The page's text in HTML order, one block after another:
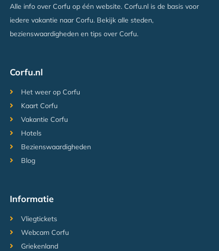
Alle info over Corfu op één website. Corfu.nl is de basis voor
iedere vakantie naar Corfu. Bekijk alle steden,
bezienswaardigheden en tips over Corfu.
Corfu.nl
Het weer op Corfu
Kaart Corfu
Vakantie Corfu
Hotels
Bezienswaardigheden
Blog
Informatie
Vliegtickets
Webcam Corfu
Griekenland